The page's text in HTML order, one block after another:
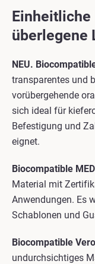
überlegene
NEU.
transparentes und
vorübergehende
sich ideal für
Befestigung und
eignet.
Biocompatible
Material mit
Anwendungen. Es
Schablonen und
Biocompatible
undurchsichtiges